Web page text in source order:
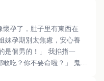
孕了，肚子里有東西在
妹孕期別太焦慮，安心養
是個男的！」 我掐指一
吃？你不要命啦？」 鬼母